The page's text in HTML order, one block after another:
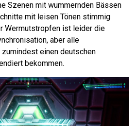
Szenen mit wummernden Bässen
mit leisen Tönen stimmig
Wermutstropfen ist leider die
aber alle
zumindest einen deutschen
bekommen.